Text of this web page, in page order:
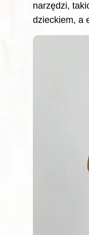
narzędzi,
dzieckiem, a